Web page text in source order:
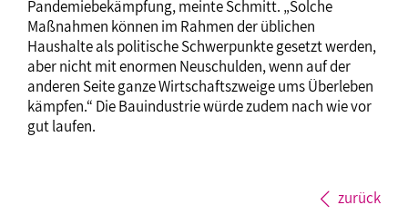
Pandemiebekämpfung, meinte Schmitt. „Solche
Maßnahmen können im Rahmen der üblichen
Haushalte als politische Schwerpunkte gesetzt werden,
aber nicht mit enormen Neuschulden, wenn auf der
anderen Seite ganze Wirtschaftszweige ums Überleben
kämpfen.“ Die Bauindustrie würde zudem nach wie vor
gut laufen.
zurück